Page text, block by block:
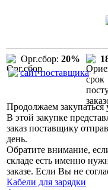
Орг.сбор: 20%
сайт поставщика
Продолжаем
В этой закупке
заказ поставщику
день.
Обратите внимание,
складе есть именно
заказе. Если Вы не
Кабели для зарядки